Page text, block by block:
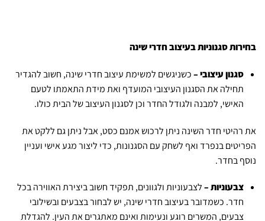
בחירות סגנוניות בעיצוב חדרי שינה
סגנון עיצובי –כשניגשים למשימת עיצוב חדרי שינה, חשוב להגדיר
תחילה את הסגנון העיצובי המועדף ואת מידת התאמתו לטעם
האישי, למבנה ולגודל החדר וכן לסגנון העיצוב של הבית כולו.
את רהיטי חדר השינה ניתן לרכוש אמנם כסט, אבל ניתן גם ללקט את
הפריטים בנפרד ואף לשחק עם הסגנונות, כדי ליצור מגע אישי ועניין
נוסף בחדר.
צבעוניות –לצבעוניות ולגוונים, תפקיד חשוב ביצירת האווירה בכל
חדר. כשמדובר בעיצוב חדרי שינה, יש לבחור בצבעים ובשילובי
צבעים, המשרים רוגע ונעימות ואינם מאתגרים את העין. להגדלת